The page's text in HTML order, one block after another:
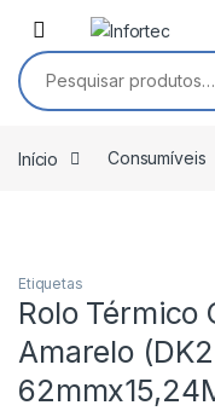
Saltar para navegação
Pular para o conteúdo
Pesquisar por:
Início Consumíveis
Etiquetas
Rolo Térmico
Amarelo